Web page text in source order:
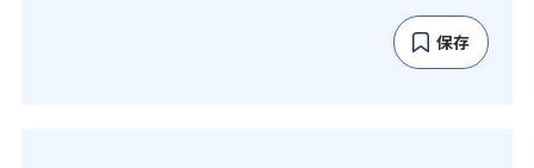
保存